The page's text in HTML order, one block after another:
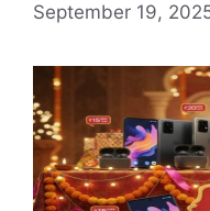
September 19,